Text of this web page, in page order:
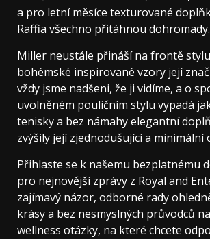
a pro letní měsíce texturované
Raffia všechno přitáhnou dohromady.
Miller neustále přináší na frontě
bohémské inspirované vzory její
vždy jsme nadšeni, že ji vidíme, a o
uvolněném pouličním stylu vypadá
tenisky a bez námahy elegantní
zvýšily její zjednodušující a minimální
Přihlaste se k našemu bezplatnému
pro nejnovější zprávy z Royal and
zajímavý názor, odborné rady
krásy a bez nesmyslných průvodců
wellness otázky, na které chcete